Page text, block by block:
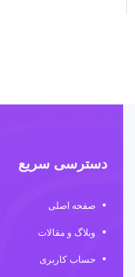
دسترسی سریع
صفحه اصلی
وبلاگ و مقالات
حساب کاربری